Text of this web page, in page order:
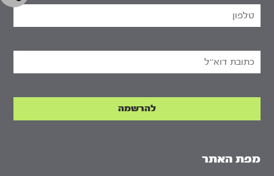
מפת האתר